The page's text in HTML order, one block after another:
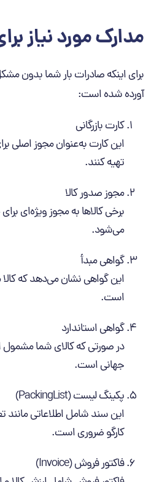
مدارک مورد نیاز
برای اینکه صادرات بار شما بدون
آورده شده است:
کارت بازرگانی
این کارت به‌عنوان مجوز اصلی
تهیه کنند.
مجوز صدور کالا
برخی کالاها به مجوز ویژه‌ای
می‌شود.
گواهی مبدأ
این گواهی نشان می‌دهد که کالا
است.
گواهی استاندارد
در صورتی که کالای شما مشمول
جهانی است.
پکینگ لیست (PackingList)
این سند شامل اطلاعاتی مانند
کارگو ضروری است.
فاکتور فروش (Invoice)